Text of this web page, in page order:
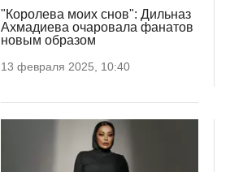
"Королева моих снов": Дильназ
Ахмадиева очаровала фанатов
новым образом
13 февраля 2025, 10:40